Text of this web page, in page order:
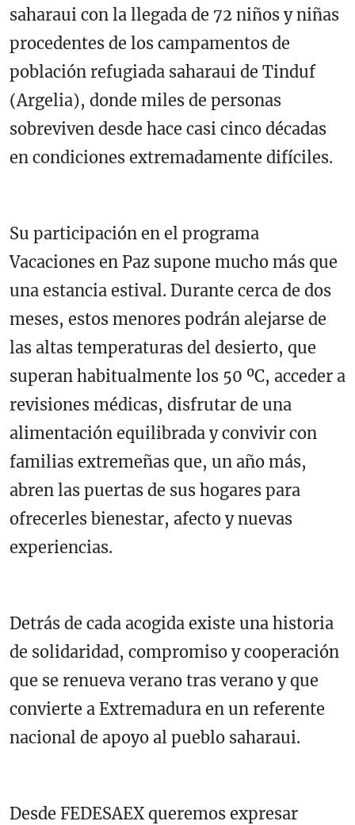
saharaui con la llegada de 72 niños y niñas
procedentes de los campamentos de
población refugiada saharaui de Tinduf
(Argelia), donde miles de personas
sobreviven desde hace casi cinco décadas
en condiciones extremadamente difíciles.
Su participación en el programa
Vacaciones en Paz supone mucho más que
una estancia estival. Durante cerca de dos
meses, estos menores podrán alejarse de
las altas temperaturas del desierto, que
superan habitualmente los 50 ºC, acceder a
revisiones médicas, disfrutar de una
alimentación equilibrada y convivir con
familias extremeñas que, un año más,
abren las puertas de sus hogares para
ofrecerles bienestar, afecto y nuevas
experiencias.
Detrás de cada acogida existe una historia
de solidaridad, compromiso y cooperación
que se renueva verano tras verano y que
convierte a Extremadura en un referente
nacional de apoyo al pueblo saharaui.
Desde FEDESAEX queremos expresar